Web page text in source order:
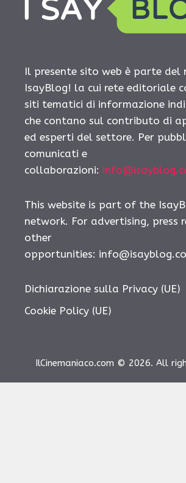
Il presente sito web è parte del
IsayBlog! la cui rete editoriale
siti tematici di informazione
che contano sul contributo di
ed esperti del settore. Per
comunicati e
collaborazioni:
This website is part of the
network. For advertising, press
other
opportunities:
Dichiarazione sulla Privacy (UE)
Cookie Policy (UE)
IlCinemaniaco.com © 2026. All